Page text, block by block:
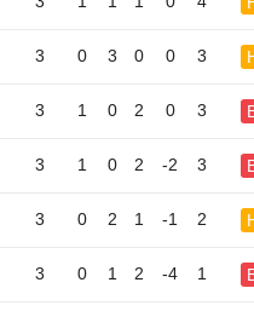
3 0 3 0 0 3
3 1 0 2 0 3
3 1 0 2 -2 3
3 0 2 1 -1 2
3 0 1 2 -4 1